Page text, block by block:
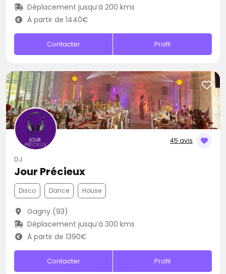
Déplacement jusqu’à 200 kms
À partir de 1440€
Contacter Profil
45 avis
DJ
Jour Précieux
Disco Dance House
Gagny (93)
Déplacement jusqu’à 300 kms
À partir de 1390€
Contacter Profil